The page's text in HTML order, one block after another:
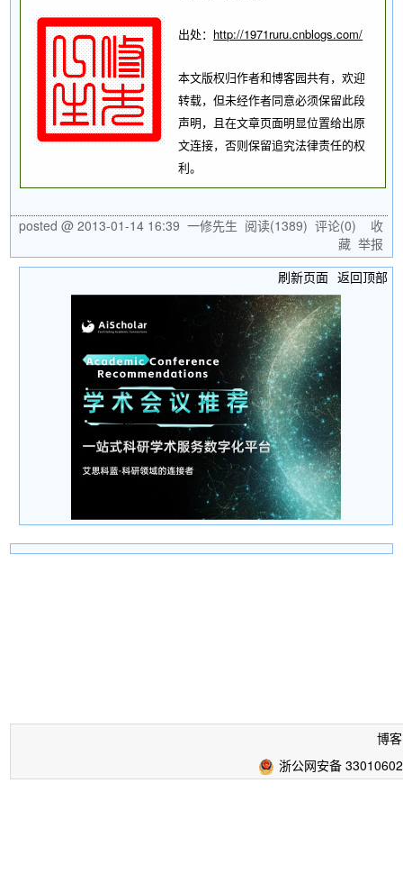
出处： http://1971ruru.cnblogs.com/
本文版权归作者和博客园共有，欢迎
转载，但未经作者同意必须保留此段
声明，且在文章页面明显位置给出原
文连接，否则保留追究法律责任的权
利。
posted @ 2013-01-14 16:39 一修先生 阅读(1389) 评论(0) 收
藏 举报
刷新页面 返回顶部
博
浙公网安备